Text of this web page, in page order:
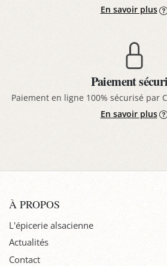
En savoir plus
Paiement
Paiement en ligne 100% sécurisé par
En savoir plus
À PROPOS
L'épicerie alsacienne
Actualités
Contact